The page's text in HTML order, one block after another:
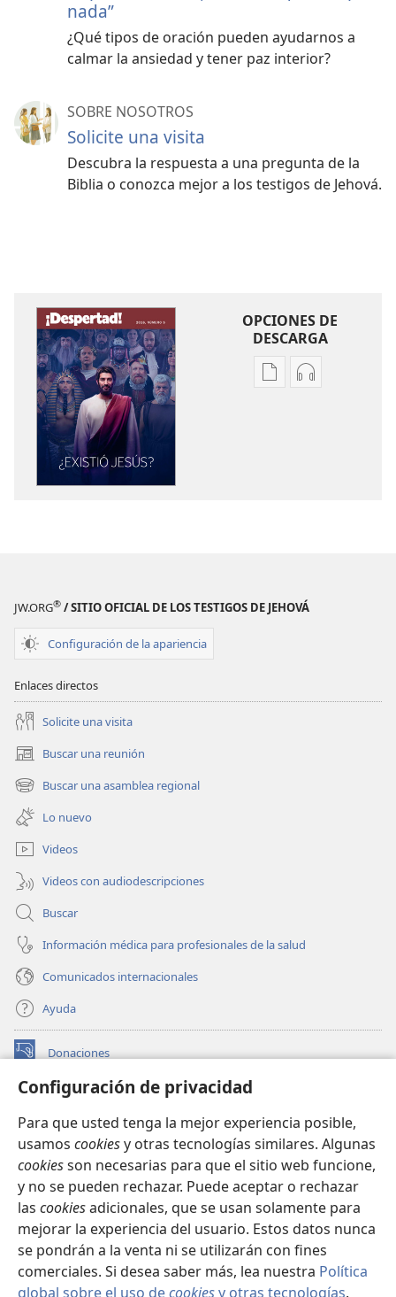
Configuración de privacidad
Para que usted tenga la mejor experiencia posible,
usamos cookiesy otras tecnologías similares. Algunas
cookiesson necesarias para que el sitio web funcione,
y no se pueden rechazar. Puede aceptar o rechazar
las cookiesadicionales, que se usan solamente para
mejorar la experiencia del usuario. Estos datos nunca
se pondrán a la venta ni se utilizarán con fines
comerciales. Si desea saber más, lea nuestra Política
global sobre el uso decookiesy otras tecnologías.
nada”
¿Qué tipos de oración pueden ayudarnos a
calmar la ansiedad y tener paz interior?
SOBRE NOSOTROS
Solicite una visita
Descubra la respuesta a una pregunta de la
Biblia o conozca mejor a los testigos de Jehová.
OPCIONES DE
DESCARGA
OpcionesOpciones
JW.ORG® / SITIO OFICIAL DE LOS TESTIGOS DE JEHOVÁ
Configuración de la apariencia
Enlaces directos
Solicite una visita
Buscar una reunión
(abre
una
nueva
ventana)
Buscar una asamblea regional
(abre
una
nueva
ventana)
Lo nuevo
Videos
Videos con audiodescripciones
Buscar
Información médica para profesionales de la salud
Comunicados internacionales
Ayuda
Donaciones
(abre
una
nueva BIBLIOTECA EN LÍNEA Watchtower™
una
nueva
ventana)
JW Hub
(abre
una
nueva
ventana)
JW Library
Watchtower Library